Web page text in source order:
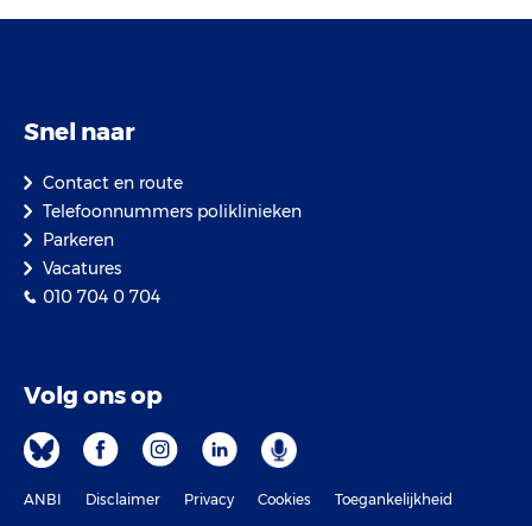
Snel naar
Contact en route
Telefoonnummers poliklinieken
Parkeren
Vacatures
010 704 0 704
Volg ons op
ANBI Disclaimer Privacy Cookies
Toegankelijkheid